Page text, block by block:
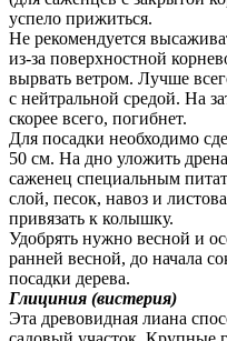
успело прижиться.
Не рекомендуется
из-за поверхностной
вырвать ветром. Лучше
с нейтральной средой. На
скорее всего, погибнет.
Для посадки необходимо
50 см. На дно уложить
саженец специальным
слой, песок, навоз и
привязать к колышку.
Удобрять нужно весной и
ранней весной, до начала
посадки дерева.
Глициния (вистерия)
Эта древовидная лиана